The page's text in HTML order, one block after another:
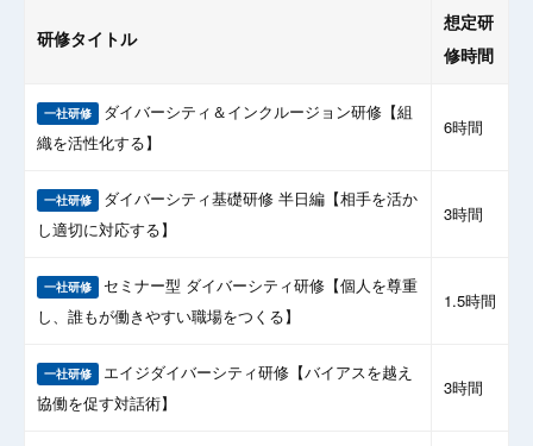
研修タイトル
想定研
修時間
一社研修 ダイバーシティ＆インクルージョン研修【組
織を活性化する】
6時間
一社研修 ダイバーシティ基礎研修 半日編【相手を活か
し適切に対応する】
3時間
一社研修 セミナー型 ダイバーシティ研修【個人を尊重
し、誰もが働きやすい職場をつくる】
1.5時間
一社研修 エイジダイバーシティ研修【バイアスを越え
協働を促す対話術】
3時間